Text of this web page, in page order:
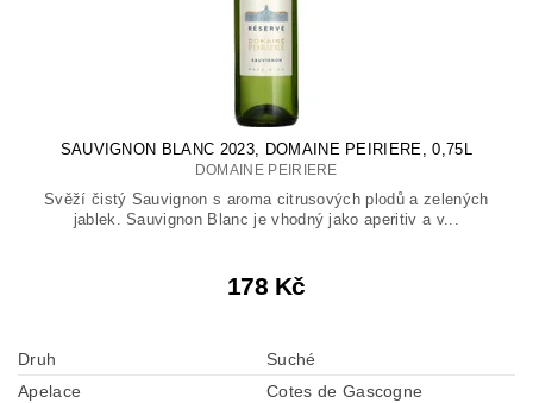
SAUVIGNON BLANC 2023, DOMAINE PEIRIERE, 0,75L
DOMAINE PEIRIERE
Svěží čistý Sauvignon s aroma citrusových plodů a zelených
jablek. Sauvignon Blanc je vhodný jako aperitiv a v...
178 Kč
Druh
Suché
Apelace
Cotes de Gascogne